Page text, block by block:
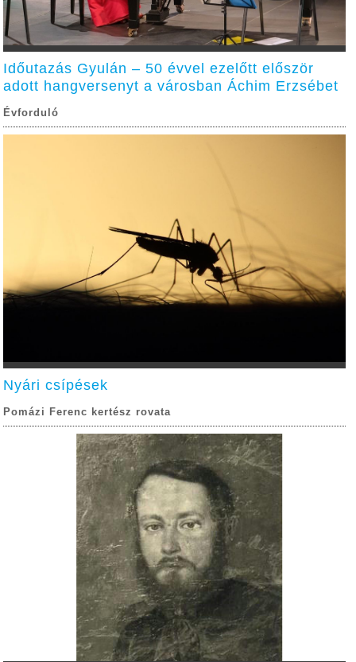
Időutazás Gyulán – 50 évvel ezelőtt először
adott hangversenyt a városban Áchim Erzsébet
Évforduló
Nyári csípések
Pomázi Ferenc kertész rovata